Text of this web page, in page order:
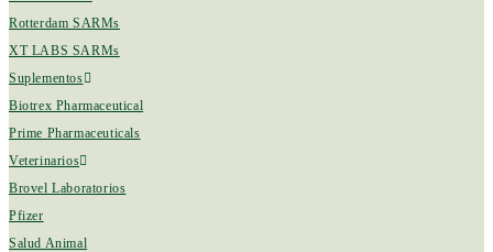
Rotterdam SARMs
XT LABS SARMs
Suplementos
Biotrex Pharmaceutical
Prime Pharmaceuticals
Veterinarios
Brovel Laboratorios
Pfizer
Salud Animal